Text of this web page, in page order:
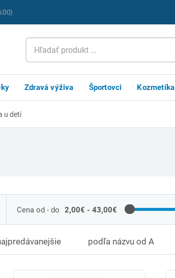
Zdravá výživa Športovci Kozmetika
u detí
Cena od - do 2,00€ - 43,00€
podľa názvu od A